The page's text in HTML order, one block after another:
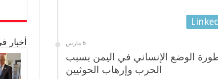
6 مارس
الوضع الإنساني في اليمن بسبب
الحرب وإرهاب الحوثيين
أخبار